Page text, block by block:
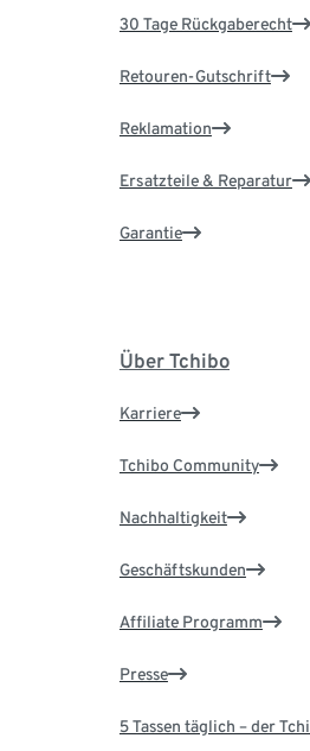
30 Tage Rückgaberecht
Retouren-Gutschrift
Reklamation
Ersatzteile & Reparatur
Garantie
Über Tchibo
Karriere
Tchibo Community
Nachhaltigkeit
Geschäftskunden
Affiliate Programm
Presse
5 Tassen täglich – der